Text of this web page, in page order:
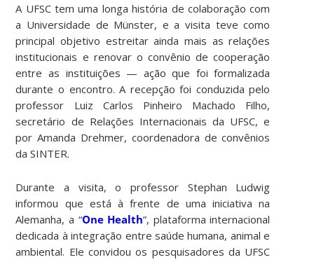
A UFSC tem uma longa história de colaboração com
a Universidade de Münster, e a visita teve como
principal objetivo estreitar ainda mais as relações
institucionais e renovar o convênio de cooperação
entre as instituições — ação que foi formalizada
durante o encontro. A recepção foi conduzida pelo
professor Luiz Carlos Pinheiro Machado Filho,
secretário de Relações Internacionais da UFSC, e
por Amanda Drehmer, coordenadora de convênios
da SINTER.
Durante a visita, o professor Stephan Ludwig
informou que está à frente de uma iniciativa na
Alemanha, a “One Health”, plataforma internacional
dedicada à integração entre saúde humana, animal e
ambiental. Ele convidou os pesquisadores da UFSC